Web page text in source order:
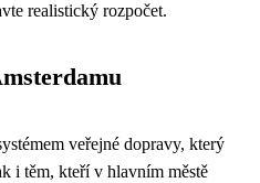
realistický rozpočet.
veřejné dopravy, který
i těm, kteří v hlavním městě